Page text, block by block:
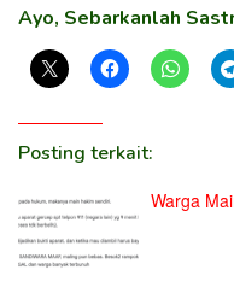
Ayo, Sebarkanlah
Posting terkait:
Warga